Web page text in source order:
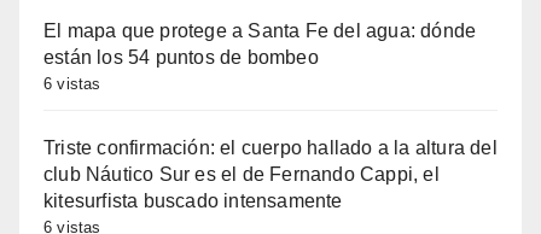
El mapa que protege a Santa Fe del agua: dónde
están los 54 puntos de bombeo
6 vistas
Triste confirmación: el cuerpo hallado a la altura del
club Náutico Sur es el de Fernando Cappi, el
kitesurfista buscado intensamente
6 vistas